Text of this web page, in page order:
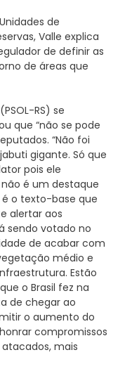
de
Valle explica
de definir as
de áreas que
RS) se
que “não se pode
“Não foi
gigante. Só que
pois ele
é um destaque
o texto-base que
alertar aos
sendo votado no
de acabar com
médio e
Estão
o Brasil fez na
de chegar ao
o aumento do
compromissos
mais